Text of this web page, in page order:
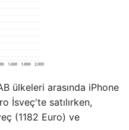
ülkeleri arasında iPhone
İsveç'te satılırken,
(1182 Euro) ve